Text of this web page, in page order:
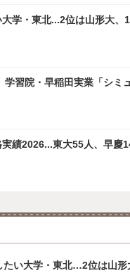
学・東北...2位は山形大、
学習院・早稲田実業「シミ
績2026...東大55人、早慶
たい大学・東北…2位は山形